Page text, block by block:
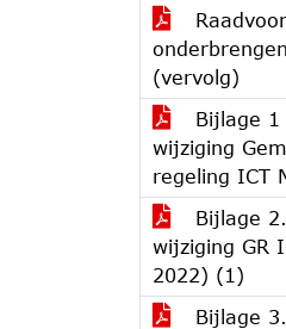
(vervolg)
Bijlage 1
wijziging
regeling ICT
Bijlage
wijziging GR
2022) (1)
Bijlage